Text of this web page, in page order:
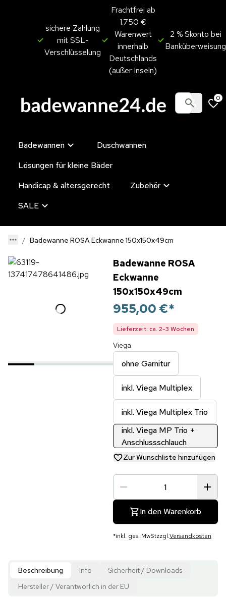
sichere Zahlung
mit SSL-
Verschlüsselung
Frachtfrei ab
1.750 €
Warenwert
innerhalb
Deutschlands
(außer Inseln)
2 % Skonto bei
Banküberweisung
0
Badewannen
Duschwannen
Lösungen für kleine Bäder
Handicap & altersgerecht
Zubehör
SALE
Badewanne ROSA Eckwanne 150x150x49cm
Badewanne ROSA
Eckwanne
150x150x49cm
955,00 €*
Lieferzeit: ca. 2-3 Wochen
Viega
ohne Garnitur
inkl. Viega Multiplex
inkl. Viega Multiplex Trio
inkl. Viega MP Trio +
Anschlussschlauch
Zur Wunschliste hinzufügen
In den Warenkorb
*inkl. ges. MwStzzgl.Versandkosten
Beschreibung Info
Sicherheit / Downloads
Hersteller / Verantworlich in der EU